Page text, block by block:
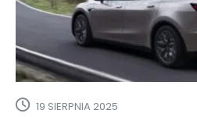
19 SIERPNIA 2025